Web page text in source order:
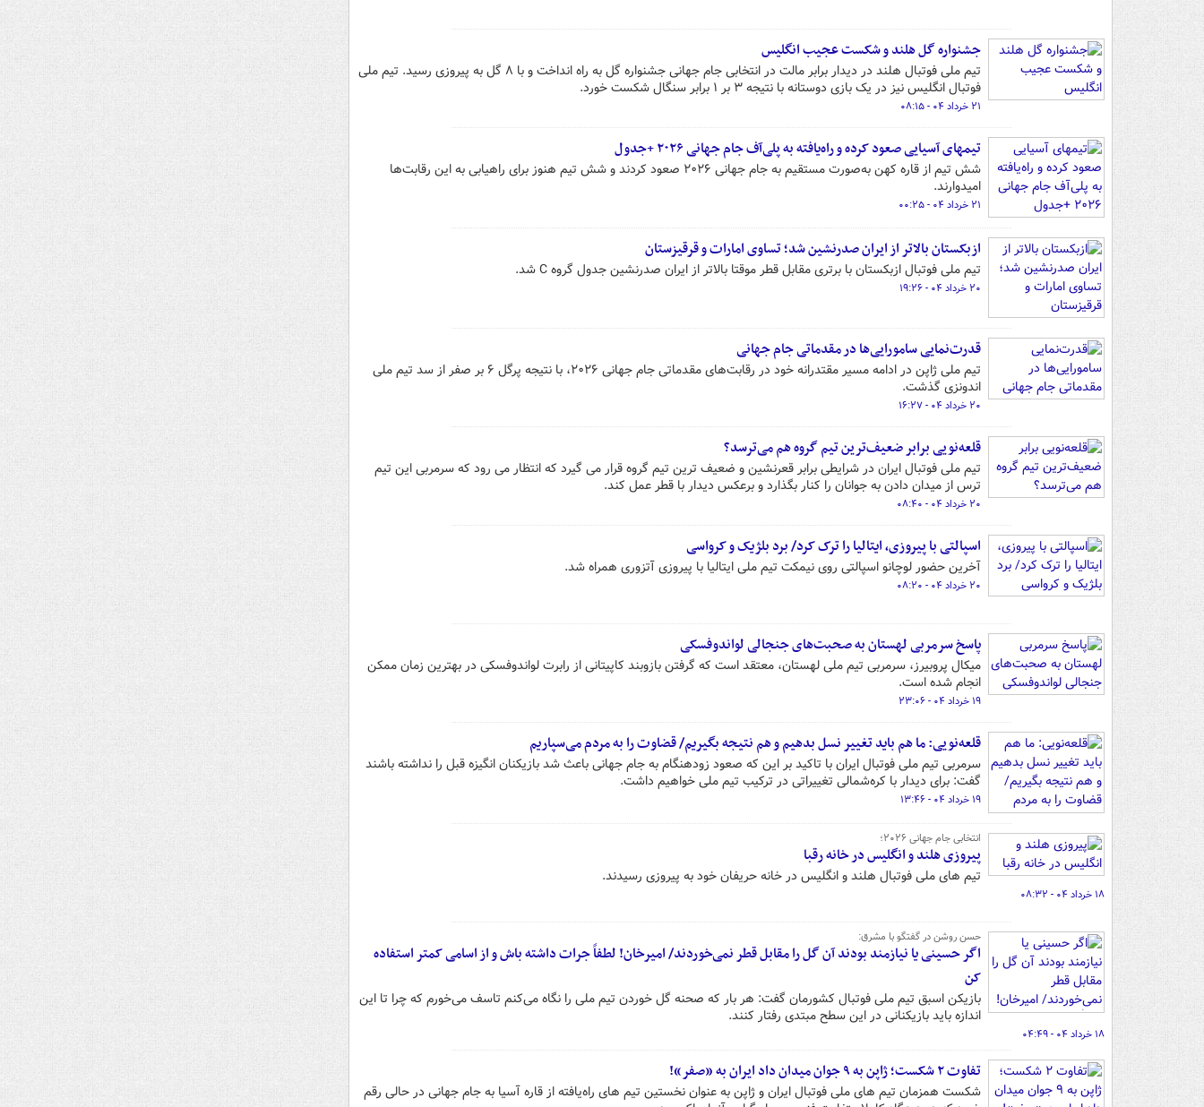
جشنواره گل هلند و شکست عجیب انگلیس
تیم ملی فوتبال هلند در دیدار برابر مالت در انتخابی جام جهانی جشنواره گل به راه انداخت و با ۸ گل به پیروزی رسید. تیم ملی
فوتبال انگلیس نیز در یک بازی دوستانه با نتیجه ۳ بر ۱ برابر سنگال شکست خورد.
۲۱ خرداد ۰۴ - ۰۸:۱۵
تیمهای آسیایی صعود کرده و راه‌یافته به پلی‌آف جام جهانی ۲۰۲۶ +جدول
شش تیم از قاره کهن به‌صورت مستقیم به جام جهانی ۲۰۲۶ صعود کردند و شش تیم هنوز برای راهیابی به این رقابت‌ها
امیدوارند.
۲۱ خرداد ۰۴ - ۰۰:۲۵
ازبکستان بالاتر از ایران صدرنشین شد؛ تساوی امارات و قرقیزستان
تیم ملی فوتبال ازبکستان با برتری مقابل قطر موقتا بالاتر از ایران صدرنشین جدول گروه C شد.
۲۰ خرداد ۰۴ - ۱۹:۲۶
قدرت‌نمایی سامورایی‌ها در مقدماتی جام جهانی
تیم ملی ژاپن در ادامه مسیر مقتدرانه خود در رقابت‌های مقدماتی جام جهانی ۲۰۲۶، با نتیجه پرگل ۶ بر صفر از سد تیم ملی
اندونزی گذشت.
۲۰ خرداد ۰۴ - ۱۶:۲۷
قلعه‌نویی برابر ضعیف‌ترین تیم گروه هم می‌ترسد؟
تیم ملی فوتبال ایران در شرایطی برابر قعرنشین و ضعیف ترین تیم گروه قرار می گیرد که انتظار می رود که سرمربی این تیم
ترس از میدان دادن به جوانان را کنار بگذارد و برعکس دیدار با قطر عمل کند.
۲۰ خرداد ۰۴ - ۰۸:۴۰
اسپالتی با پیروزی، ایتالیا را ترک کرد/ برد بلژیک و کرواسی
آخرین حضور لوچانو اسپالتی روی نیمکت تیم ملی ایتالیا با پیروزی آتزوری همراه شد.
۲۰ خرداد ۰۴ - ۰۸:۲۰
پاسخ سرمربی لهستان به صحبت‌های جنجالی لواندوفسکی
میکال پروبیرز، سرمربی تیم ملی لهستان، معتقد است که گرفتن بازوبند کاپیتانی از رابرت لواندوفسکی در بهترین زمان ممکن
انجام شده است.
۱۹ خرداد ۰۴ - ۲۳:۰۶
قلعه‌نویی: ما هم باید تغییر نسل بدهیم و هم نتیجه بگیریم/ قضاوت را به مردم می‌سپاریم
سرمربی تیم ملی فوتبال ایران با تاکید بر این که صعود زودهنگام به جام جهانی باعث شد بازیکنان انگیزه قبل را نداشته باشند
گفت: برای دیدار با کره‌شمالی تغییراتی در ترکیب تیم ملی خواهیم داشت.
۱۹ خرداد ۰۴ - ۱۳:۴۶
انتخابی جام جهانی ۲۰۲۶؛
پیروزی هلند و انگلیس در خانه رقبا
تیم های ملی فوتبال هلند و انگلیس در خانه حریفان خود به پیروزی رسیدند.
۱۸ خرداد ۰۴ - ۰۸:۳۲
حسن روشن در گفتگو با مشرق:
اگر حسینی یا نیازمند بودند آن گل را مقابل قطر نمی‌خوردند/ امیرخان! لطفاً جرات داشته باش و از اسامی کمتر استفاده
کن
بازیکن اسبق تیم ملی فوتبال کشورمان گفت: هر بار که صحنه گل خوردن تیم ملی را نگاه می‌کنم تاسف می‌خورم که چرا تا این
اندازه باید بازیکنانی در این سطح مبتدی رفتار کنند.
۱۸ خرداد ۰۴ - ۰۴:۴۹
تفاوت ۲ شکست؛ ژاپن به ۹ جوان میدان داد ایران به «صفر»!
شکست همزمان تیم های ملی فوتبال ایران و ژاپن به عنوان نخستین تیم های راه‌یافته از قاره آسیا به جام جهانی در حالی رقم